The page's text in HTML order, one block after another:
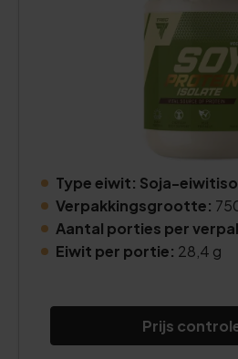
Type eiwit: Soja-
Verpakkingsgrootte:
Aantal porties per
Eiwit per portie: 28,4 g
Prijs